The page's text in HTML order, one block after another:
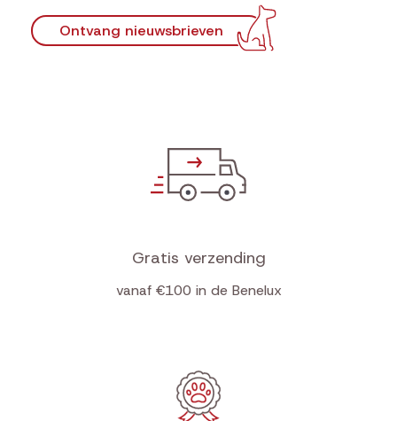
Ontvang nieuwsbrieven
Gratis verzending
vanaf €100 in de Benelux